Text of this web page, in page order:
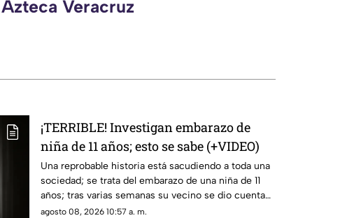
Veracruz
¡TERRIBLE! Investigan embarazo de
niña de 11 años; esto se sabe (+VIDEO)
Una reprobable historia está sacudiendo a toda una
sociedad; se trata del embarazo de una niña de 11
años; tras varias semanas su vecino se dio cuenta
del hecho
agosto 08, 2026 10:57 a. m.